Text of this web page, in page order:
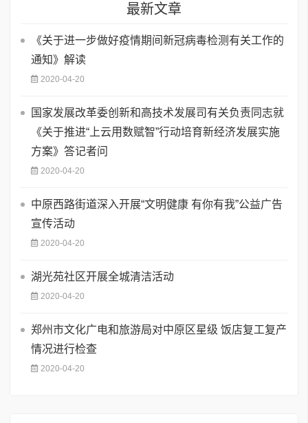
最新文章
《关于进一步做好疫情期间新冠病毒检测有关工作的
通知》解读
2020-04-20
国家发展改革委创新和高技术发展司有关负责同志就
《关于推进“上云用数赋智”行动培育新经济发展实施
方案》答记者问
2020-04-20
中原西路街道深入开展“文明健康 有你有我”公益广告
宣传活动
2020-04-20
湖光苑社区开展全城清洁活动
2020-04-20
郑州市文化广电和旅游局对中原区星级 饭店复工复产
情况进行检查
2020-04-20